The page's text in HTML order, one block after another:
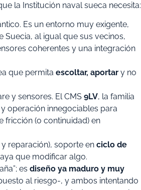
la Institución naval sueca necesita:
Es un entorno muy exigente,
Suecia, al igual que sus vecinos,
coherentes y una integración
que permita escoltar, aportar y no
y sensores. El CMS 9LV, la familia
operación innegociables para
fricción (o continuidad) en
reparación), soporte en ciclo de
que modificar algo.
es diseño ya maduro y muy
al riesgo-, y ambos intentando